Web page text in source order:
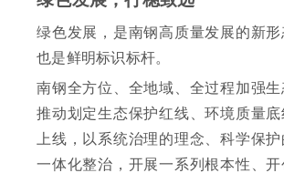
绿色发展，是南钢高质量发展的新形
也是鲜明标识标杆。
南钢全方位、全地域、全过程加强生
推动划定生态保护红线、环境质量底
上线，以系统治理的理念、科学保
一体化整治，开展一系列根本性、